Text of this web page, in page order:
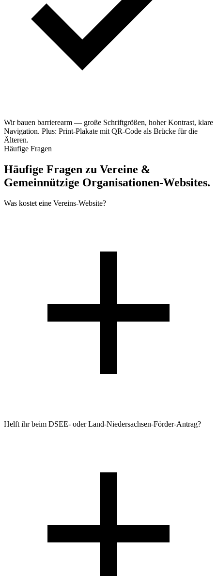
Wir bauen barrierearm — große Schriftgrößen, hoher Kontrast, klare
Navigation. Plus: Print-Plakate mit QR-Code als Brücke für die
Älteren.
Häufige Fragen
Häufige Fragen zu Vereine &
Gemeinnützige Organisationen-Websites.
Was kostet eine Vereins-Website?
Helft ihr beim DSEE- oder Land-Niedersachsen-Förder-Antrag?